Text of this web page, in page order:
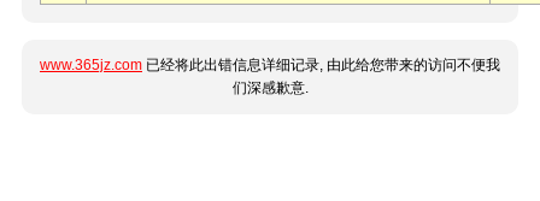
www.365jz.com 已经将此出错信息详细记录, 由此给您带来的访问不便我
们深感歉意.